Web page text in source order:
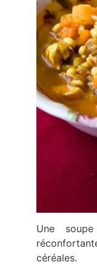
Une
céréales.